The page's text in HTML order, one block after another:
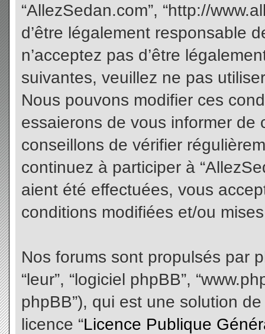
“AllezSedan.com”, “http://
d’être légalement responsable
n’acceptez pas d’être
suivantes, veuillez ne pas
Nous pouvons modifier ces
essaierons de vous informer
conseillons de vérifier
continuez à participer à
aient été effectuées, vous
conditions modifiées et/ou
Nos forums sont propulsés par
“leur”, “logiciel phpBB”,
phpBB”), qui est une solution
licence “Licence Publique